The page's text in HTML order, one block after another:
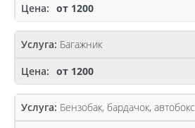
от 1200
Багажник
от 1200
Бензобак, бардачок, автобокс